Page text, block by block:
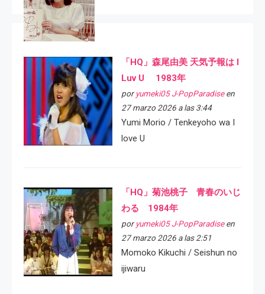
「HQ」森尾由美 天気予報は I
Luv U 1983年
por yumeki05 J-PopParadiseen
27 marzo 2026 a las 3:44
Yumi Morio / Tenkeyoho wa I
love U
「HQ」菊池桃子 青春のいじ
わる 1984年
por yumeki05 J-PopParadiseen
27 marzo 2026 a las 2:51
Momoko Kikuchi / Seishun no
ijiwaru